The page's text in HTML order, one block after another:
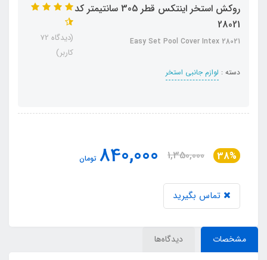
روکش استخر اینتکس قطر 305 سانتیمتر کد
28021
Easy Set Pool Cover Intex 28021
دسته : لوازم جانبی استخر
(دیدگاه 72
کاربر)
38%
1,350,000
840,000 تومان
تماس بگیرید
مشخصات دیدگاه‌ها